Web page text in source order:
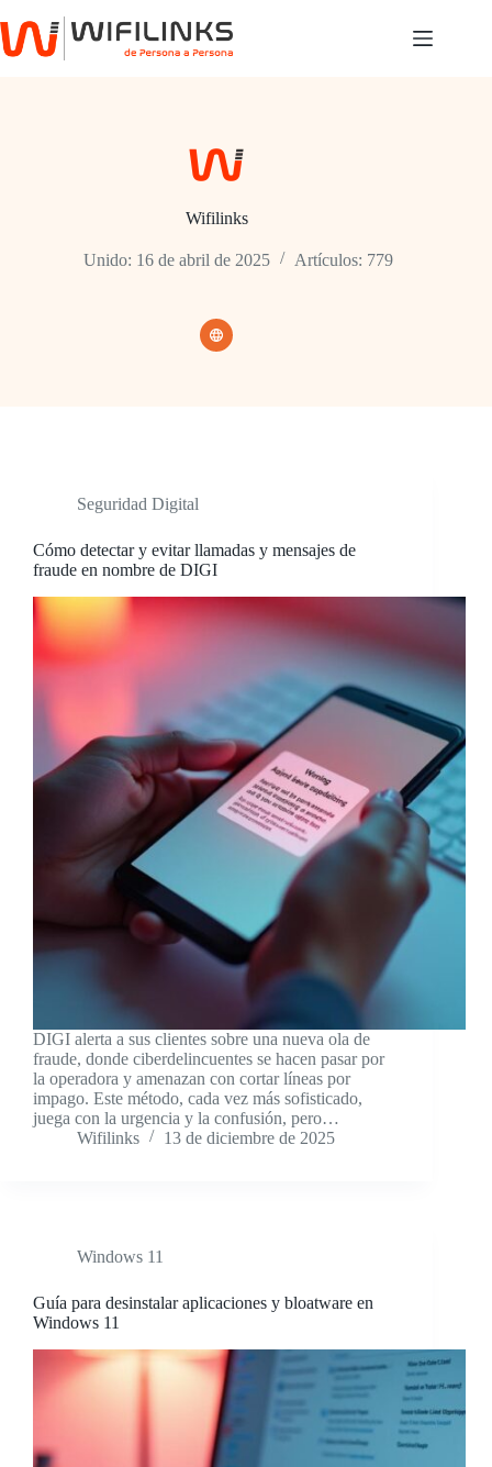
al
contenido
Wifilinks
Unido: 16 de abril de 2025 Artículos: 779
Seguridad Digital
Cómo detectar y evitar llamadas y mensajes de
fraude en nombre de DIGI
DIGI alerta a sus clientes sobre una nueva ola de
fraude, donde ciberdelincuentes se hacen pasar por
la operadora y amenazan con cortar líneas por
impago. Este método, cada vez más sofisticado,
juega con la urgencia y la confusión, pero…
Wifilinks
13 de diciembre de 2025
Windows 11
Guía para desinstalar aplicaciones y bloatware en
Windows 11